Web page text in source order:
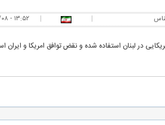
|
| ۱۳:۵۲ - ۱۴۰۵/۰۴/۰۸
در لبنان استفاده شده و نقض توافق امریکا و ایران